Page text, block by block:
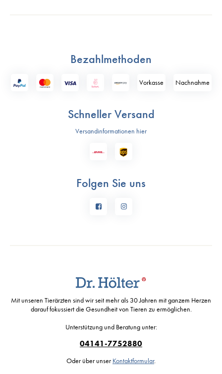
Bezahlmethoden
Vorkasse Nach­nahme
Schneller Versand
Versandinformationen hier
Folgen Sie uns
Mit unseren Tierärzten sind wir seit mehr als 30 Jahren mit ganzem Herzen
darauf fokussiert die Gesundheit von Tieren zu ermöglichen.
Unterstützung und Beratung unter:
04141-7752880
Oder über unser Kontaktformular.